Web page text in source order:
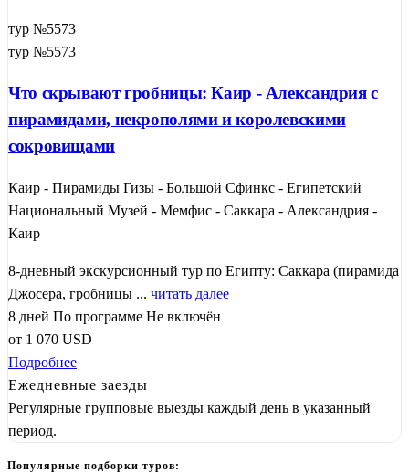
тур №5573
тур №5573
Что скрывают гробницы: Каир - Александрия с
пирамидами, некрополями и королевскими
сокровищами
Каир - Пирамиды Гизы - Большой Сфинкс - Египетский
Национальный Музей - Мемфис - Саккара - Александрия -
Каир
8-дневный экскурсионный тур по Египту: Саккара (пирамида
Джосера, гробницы ... читать далее
8 дней По программе Не включён
от 1 070 USD
Подробнее
Ежедневные заезды
Регулярные групповые выезды каждый день в указанный
период.
Популярные подборки туров: